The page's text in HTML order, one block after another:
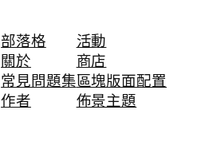
部落格
關於
常見問題集
作者
活動
商店
區塊版面配置
佈景主題